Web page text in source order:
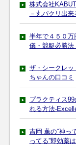
株式会社
－丸パクリ出
半年で４５０
儀・競艇必勝法
ザ・シークレ
ちゃんの口コミ
プラクティス
れる方法-
吉岡 薫の”神
ってる”即効薬